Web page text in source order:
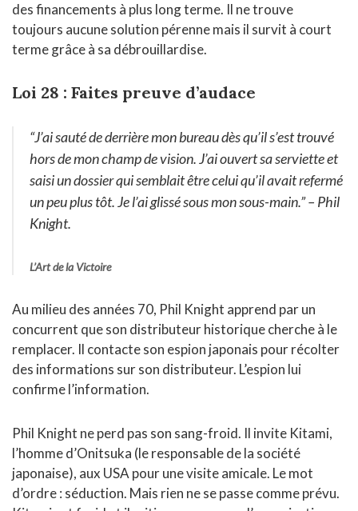
des financements à plus long terme. Il ne trouve
toujours aucune solution pérenne mais il survit à court
terme grâce à sa débrouillardise.
Loi 28 : Faites preuve d’audace
“J’ai sauté de derrière mon bureau dès qu’il s’est trouvé
hors de mon champ de vision. J’ai ouvert sa serviette et
saisi un dossier qui semblait être celui qu’il avait refermé
un peu plus tôt. Je l’ai glissé sous mon sous-main.”– Phil
Knight.
L’Art de la Victoire
Au milieu des années 70, Phil Knight apprend par un
concurrent que son distributeur historique cherche à le
remplacer. Il contacte son espion japonais pour récolter
des informations sur son distributeur. L’espion lui
confirme l’information.
Phil Knight ne perd pas son sang-froid. Il invite Kitami,
l’homme d’Onitsuka (le responsable de la société
japonaise), aux USA pour une visite amicale. Le mot
d’ordre : séduction. Mais rien ne se passe comme prévu.